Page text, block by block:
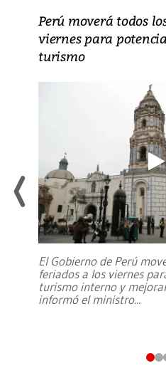
Perú moverá todos
viernes para
turismo
El Gobierno de Perú
feriados a los viernes
turismo interno y
informó el ministro...